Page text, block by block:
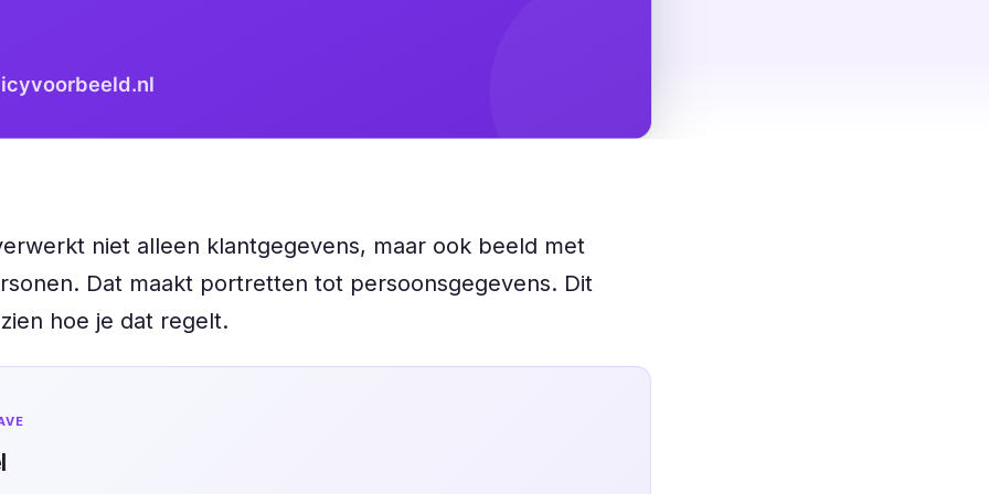
niet alleen klantgegevens, maar ook beeld met
Dat maakt portretten tot persoonsgegevens. Dit
hoe je dat regelt.